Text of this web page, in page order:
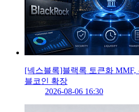
[넥스블록]블랙록 토큰화 MMF,
블코인 확장
2026-08-06 16:30